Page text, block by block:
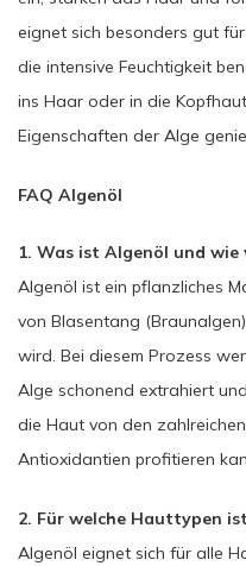
eignet sich besonders gut
die intensive Feuchtigkeit
ins Haar oder in die
Eigenschaften der Alge
FAQ Algenöl
1. Was ist Algenöl und
Algenöl ist ein pflanzliches
von Blasentang
wird. Bei diesem Prozess
Alge schonend extrahiert
die Haut von den
Antioxidantien profitieren
2. Für welche Hauttypen
Algenöl eignet sich für alle